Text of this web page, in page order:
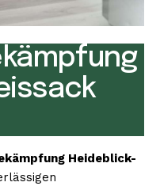
Heideblick-